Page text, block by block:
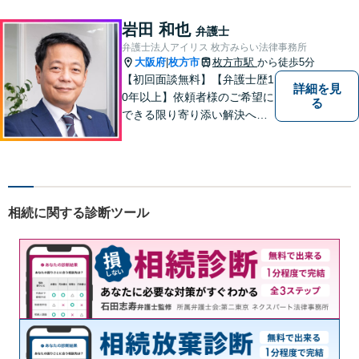
にご相談ください。【労災事
故：9年前の事故でも数千万円
の賠償を獲得】
岩田 和也 弁護士
弁護士法人アイリス 枚方みらい法律事務所
大阪府 枚方市 枚方市駅 から徒歩5分
【初回面談無料】【弁護士歴1
0年以上】依頼者様のご希望に
できる限り寄り添い解決へと
夫婦カウンセラーの資格保有
書籍執筆の経験あり【枚方市
駅5分】
詳細を見
る
相続に関する診断ツール